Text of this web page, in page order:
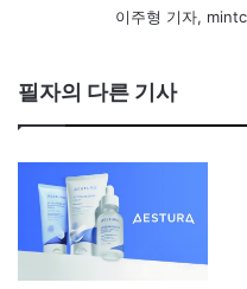
이주형 기자,
필자의 다른 기사